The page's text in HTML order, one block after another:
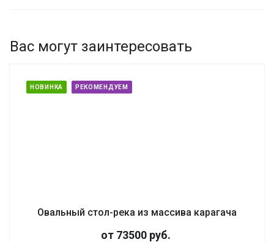
Вас могут заинтересовать
НОВИНКА РЕКОМЕНДУЕМ
Овальный стол-река из массива карагача
от 73500 руб.